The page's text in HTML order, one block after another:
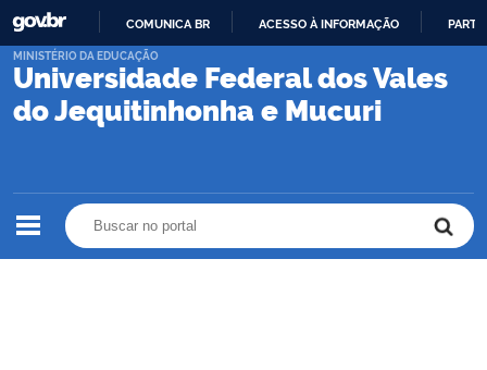
PARA
CONTEÚDO
COMUNICA BR ACESSO À INFORMAÇÃO
Universidade Federal dos Vales
do Jequitinhonha e Mucuri
MINISTÉRIO DA EDUCAÇÃO